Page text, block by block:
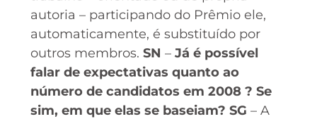
autoria – participando do Prêmio ele,
automaticamente, é substituído por
outros membros. SN – Já é possível
falar de expectativas quanto ao
número de candidatos em 2008 ? Se
sim, em que elas se baseiam? SG – A